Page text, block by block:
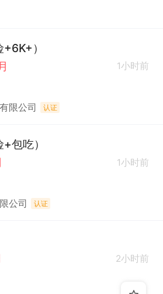
）
1小时前
限公司 认证
包吃）
1小时前
公司 认证
2小时前